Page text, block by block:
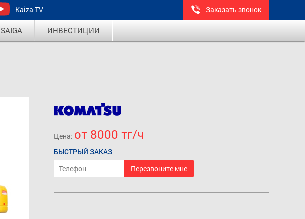
Kaiza TV Заказать звонок
SAIGA ИНВЕСТИЦИИ
Цена: от 8000 тг/ч
БЫСТРЫЙ ЗАКАЗ